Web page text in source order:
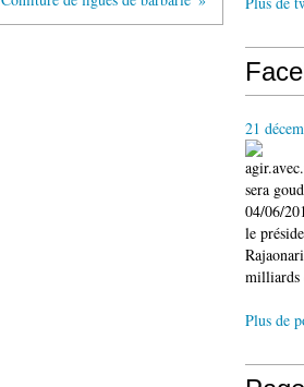
21
sera
04/06/
le
milliards
Plus de